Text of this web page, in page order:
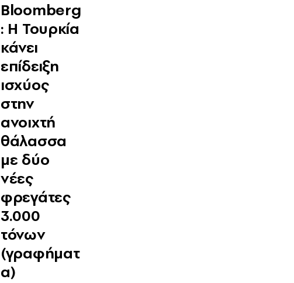
Bloomberg
: Η Τουρκία
κάνει
επίδειξη
ισχύος
στην
ανοιχτή
θάλασσα
με δύο
νέες
φρεγάτες
3.000
τόνων
(γραφήματ
α)